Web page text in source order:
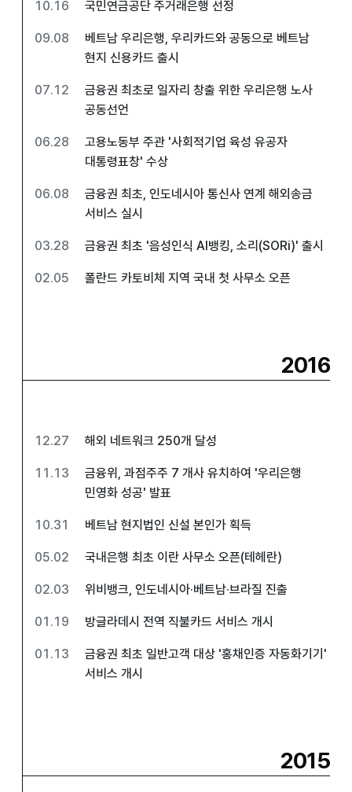
10.16 국민연금공단 주거래은행 선정
09.08
베트남 우리은행, 우리카드와 공동으로 베트남
현지 신용카드 출시
07.12
금융권 최초로 일자리 창출 위한 우리은행 노사
공동선언
06.28
고용노동부 주관 '사회적기업 육성 유공자
대통령표창' 수상
06.08
금융권 최초, 인도네시아 통신사 연계 해외송금
서비스 실시
03.28 금융권 최초 '음성인식 AI뱅킹, 소리(SORi)' 출시
02.05 폴란드 카토비체 지역 국내 첫 사무소 오픈
2016
12.27 해외 네트워크 250개 달성
11.13
금융위, 과점주주 7 개사 유치하여 '우리은행
민영화 성공' 발표
10.31 베트남 현지법인 신설 본인가 획득
05.02 국내은행 최초 이란 사무소 오픈(테헤란)
02.03 위비뱅크, 인도네시아·베트남·브라질 진출
01.19 방글라데시 전역 직불카드 서비스 개시
01.13
금융권 최초 일반고객 대상 '홍채인증 자동화기기'
서비스 개시
2015